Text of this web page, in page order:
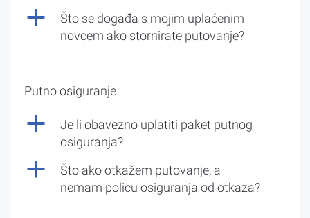
a
Što se događa s mojim uplaćenim
novcem ako stornirate putovanje?
Putno osiguranje
a
Je li obavezno uplatiti paket putnog
osiguranja?
a
Što ako otkažem putovanje, a
nemam policu osiguranja od otkaza?